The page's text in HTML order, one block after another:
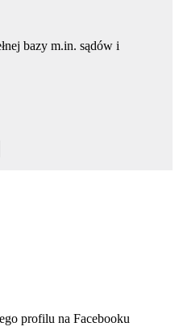
bazy m.in. sądów i
karcie
profilu na Facebooku